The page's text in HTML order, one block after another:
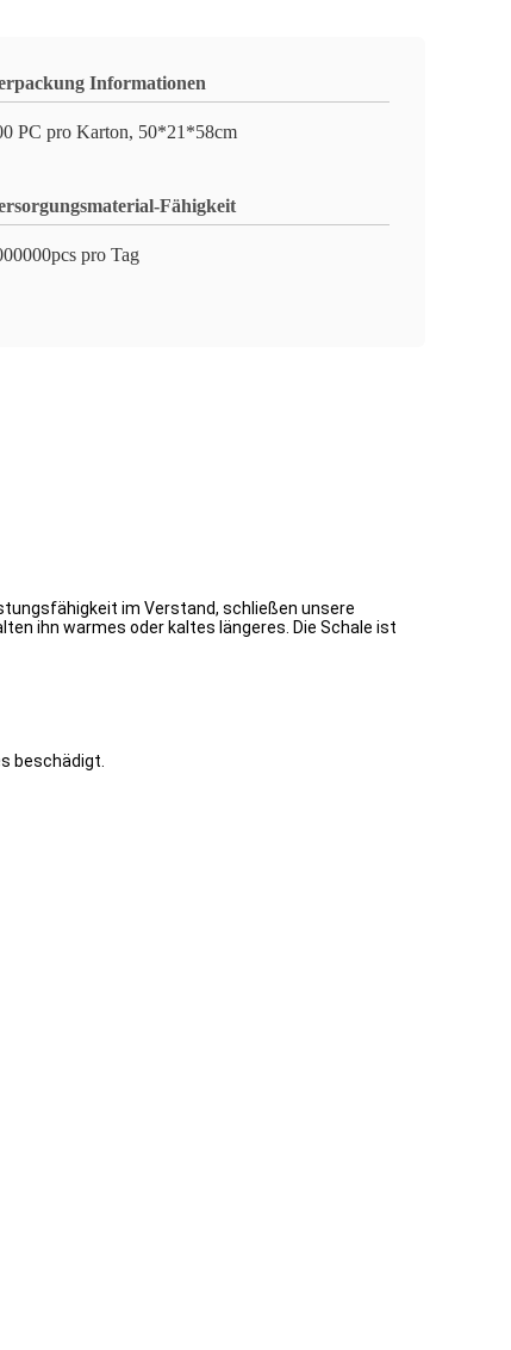
Informationen
PC pro Karton, 50*21*58cm
Fähigkeit
pro Tag
im Verstand, schließen unsere
ihn warmes oder kaltes längeres. Die Schale ist
beschädigt.